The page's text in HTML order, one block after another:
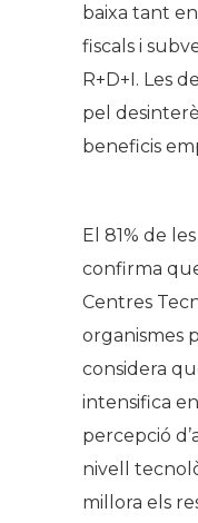
baixa tant
fiscals i
R+D+I. Les
pel
beneficis
El 81% de
confirma
Centres
organismes
considera
intensifica
percepció
nivell
millora els